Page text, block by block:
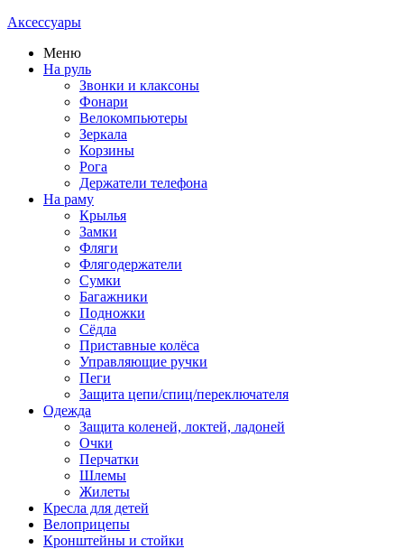
Аксессуары
Меню
На руль
Звонки и клаксоны
Фонари
Велокомпьютеры
Зеркала
Корзины
Рога
Держатели телефона
На раму
Крылья
Замки
Фляги
Флягодержатели
Сумки
Багажники
Подножки
Сёдла
Приставные колёса
Управляющие ручки
Пеги
Защита цепи/спиц/переключателя
Одежда
Защита коленей, локтей, ладоней
Очки
Перчатки
Шлемы
Жилеты
Кресла для детей
Велоприцепы
Кронштейны и стойки